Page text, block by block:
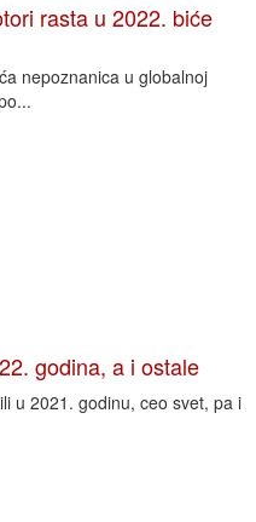
rasta u 2022. biće
nepoznanica u globalnoj
godina, a i ostale
u 2021. godinu, ceo svet, pa i